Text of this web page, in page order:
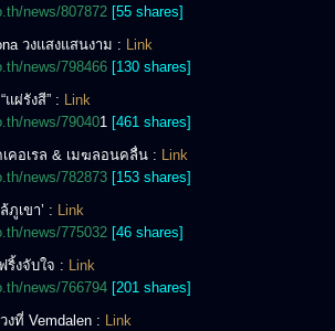
news/807872 [55 shares]
วงแสงแสนงาม : Link
news/798466 [130 shares]
แผ่รังสี” : Link
news/790401 [461 shares]
คอเรล & เมฆลอนคลื่น : Link
news/782873 [153 shares]
ภูเขา’ : Link
news/775032 [46 shares]
งจับใจ : Link
news/766794 [201 shares]
ที่ Vemdalen : Link